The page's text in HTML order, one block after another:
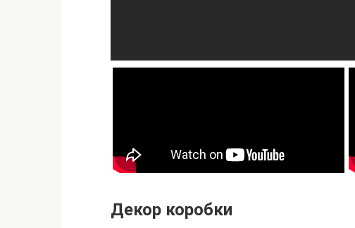
Декор коробки